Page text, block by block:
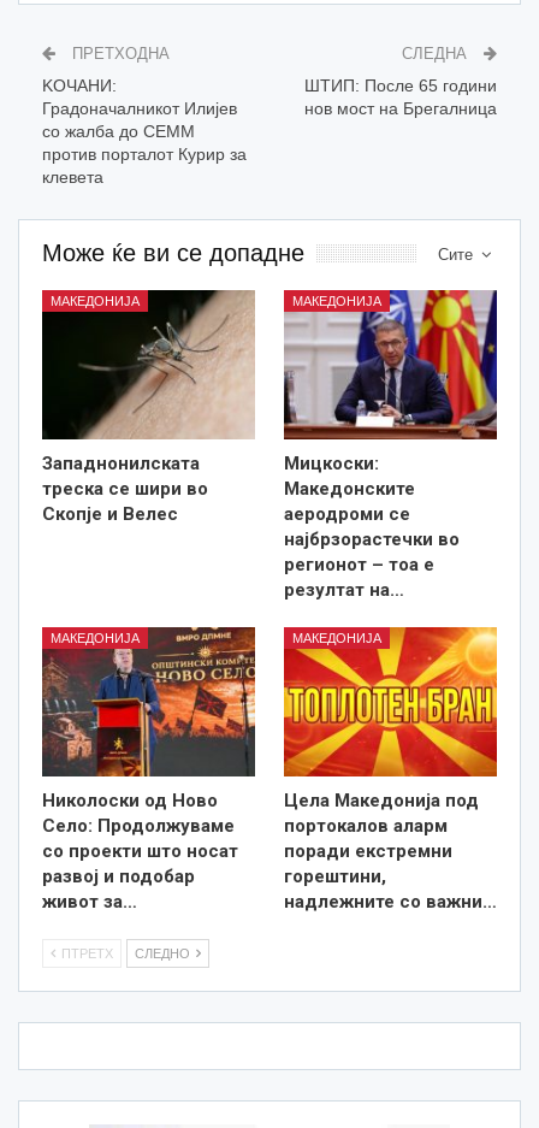
ПРЕТХОДНА
KОЧАНИ:
Градоначалникот Илијев
со жалба до СЕММ
против порталот Курир за
клевета
СЛЕДНА
ШТИП: После 65 години
нов мост на Брегалница
Сите
Може ќе ви се допадне
МАКЕДОНИЈА
Западнонилската
треска се шири во
Скопје и Велес
МАКЕДОНИЈА
Мицкоски:
Македонските
аеродроми се
најбрзорастечки во
регионот – тоа е
резултат на…
МАКЕДОНИЈА
Николоски од Ново
Село: Продолжуваме
со проекти што носат
развој и подобар
живот за…
МАКЕДОНИЈА
Цела Македонија под
портокалов аларм
поради екстремни
горештини,
надлежните со важни…
ПТРЕТХ СЛЕДНО